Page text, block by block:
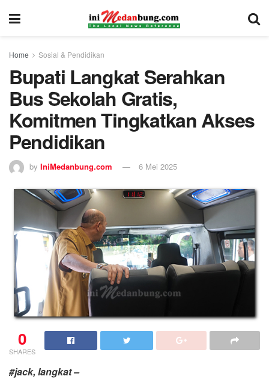
Home Sosial & Pendidikan
Bupati Langkat Serahkan
Bus Sekolah Gratis,
Komitmen Tingkatkan Akses
Pendidikan
by IniMedanbung.com 6 Mei 2025
0
SHARES
#jack, langkat –